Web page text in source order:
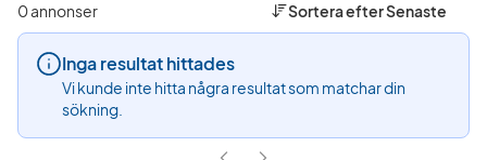
0 annonser Sortera efterSenaste
Inga resultat hittades
Vi kunde inte hitta några resultat som matchar din
sökning.